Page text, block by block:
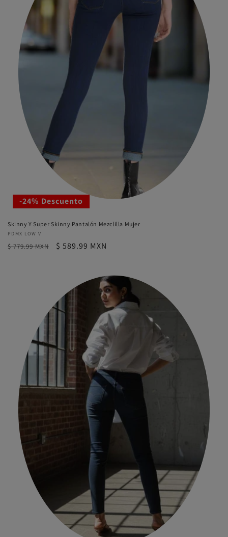
-24% Descuento
Skinny Y Super Skinny Pantalón Mezclilla Mujer
Proveedor:
PDMX LOW V
Precio
$ 779.99 MXN
Precio
$ 589.99 MXN